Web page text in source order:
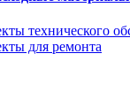
технического
для ремонта